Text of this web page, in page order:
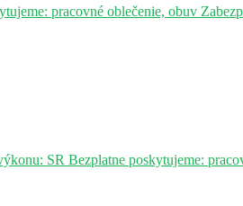
pracovné oblečenie, obuv
SR Bezplatne poskytujeme: